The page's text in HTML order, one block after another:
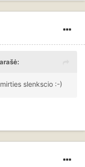
slenkscio :-)